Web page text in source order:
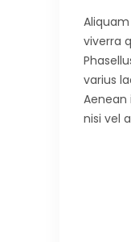
viverra
varius
Aenean
nisi vel